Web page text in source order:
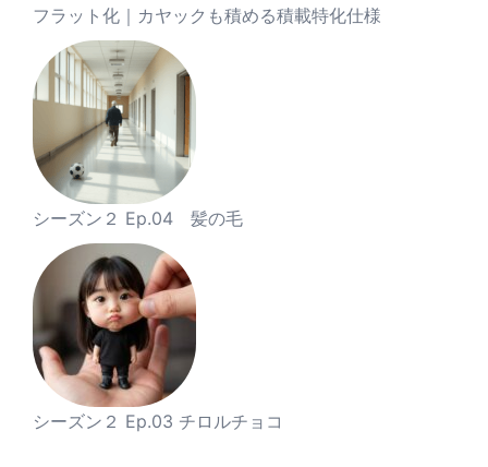
フラット化｜カヤックも積める積載特化仕様
シーズン２ Ep.04 髪の毛
シーズン２ Ep.03 チロルチョコ